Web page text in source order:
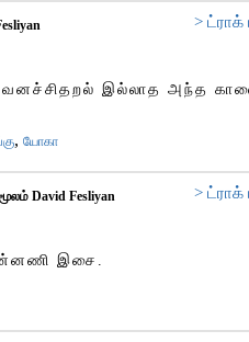
> ட்ராக்
இல்லாத அந்த காலை
, யோகா
David Fesliyan > ட்ராக்
இசை.